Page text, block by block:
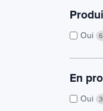
Oui
En
Oui